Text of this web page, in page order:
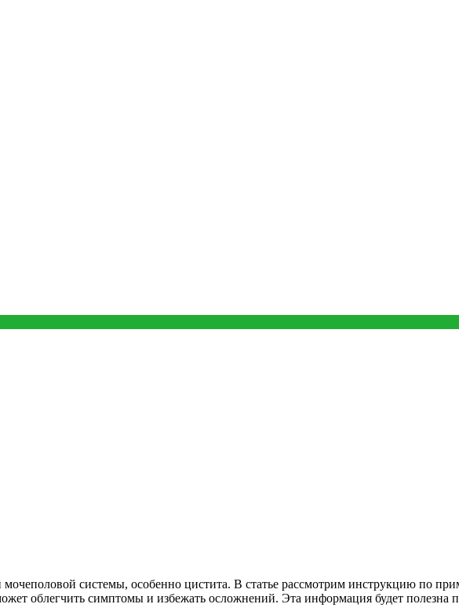
системы, особенно цистита. В статье рассмотрим инструкцию по
облегчить симптомы и избежать осложнений. Эта информация будет